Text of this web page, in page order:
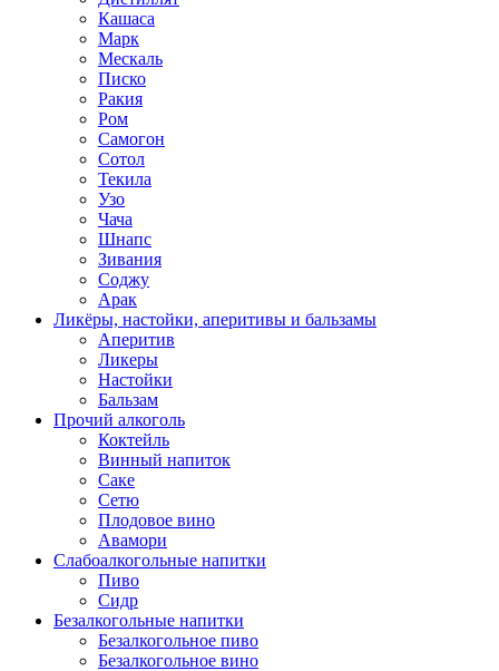
Кашаса
Марк
Мескаль
Писко
Ракия
Ром
Самогон
Сотол
Текила
Узо
Чача
Шнапс
Зивания
Соджу
Арак
Ликёры, настойки, аперитивы и бальзамы
Аперитив
Ликеры
Настойки
Бальзам
Прочий алкоголь
Коктейль
Винный напиток
Саке
Сетю
Плодовое вино
Авамори
Слабоалкогольные напитки
Пиво
Сидр
Безалкогольные напитки
Безалкогольное пиво
Безалкогольное вино